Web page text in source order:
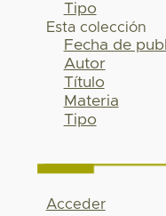
Tipo
Esta colección
Fecha de
Autor
Título
Materia
Tipo
Acceder